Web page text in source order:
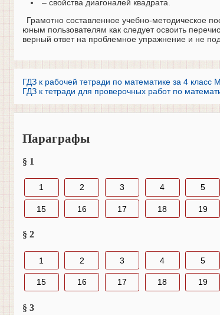
– свойства диагоналей квадрата.
Грамотно составленное учебно-методическое
юным пользователям как следует освоить
верный ответ на проблемное упражнение и не
ГДЗ к рабочей тетради по математике за 4 класс
ГДЗ к тетради для проверочных работ по
Параграфы
§ 1
1 2 3 4 5
15 16 17 18 19
§ 2
1 2 3 4 5
15 16 17 18 19
§ 3